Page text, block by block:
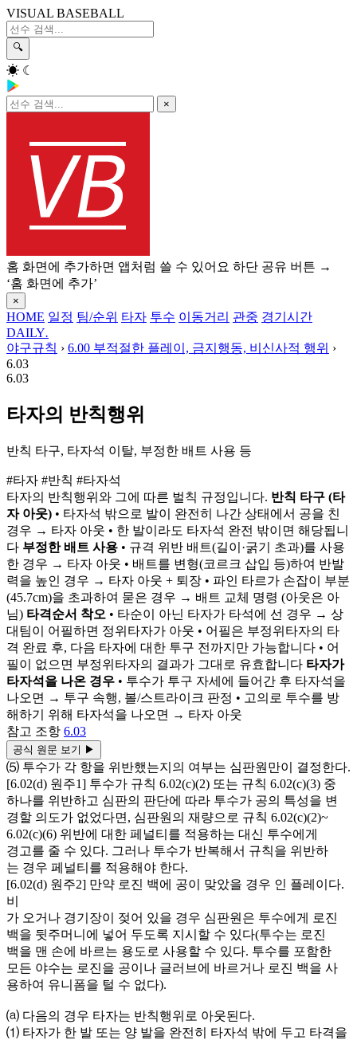
VISUAL BASEBALL
🔍
☀ ☾
×
홈 화면에 추가하면 앱처럼 쓸 수 있어요 하단 공유 버튼 →
‘홈 화면에 추가’
×
HOME 일정 팀/순위 타자 투수 이동거리 관중 경기시간
DAILY.
야구규칙 › 6.00 부적절한 플레이, 금지행동, 비신사적 행위 ›
6.03
6.03
타자의 반칙행위
반칙 타구, 타자석 이탈, 부정한 배트 사용 등
#타자 #반칙 #타자석
타자의 반칙행위와 그에 따른 벌칙 규정입니다. 반칙 타구 (타
자 아웃) • 타자석 밖으로 발이 완전히 나간 상태에서 공을 친
경우 → 타자 아웃 • 한 발이라도 타자석 완전 밖이면 해당됩니
다 부정한 배트 사용 • 규격 위반 배트(길이·굵기 초과)를 사용
한 경우 → 타자 아웃 • 배트를 변형(코르크 삽입 등)하여 반발
력을 높인 경우 → 타자 아웃 + 퇴장 • 파인 타르가 손잡이 부분
(45.7cm)을 초과하여 묻은 경우 → 배트 교체 명령 (아웃은 아
님) 타격순서 착오 • 타순이 아닌 타자가 타석에 선 경우 → 상
대팀이 어필하면 정위타자가 아웃 • 어필은 부정위타자의 타
격 완료 후, 다음 타자에 대한 투구 전까지만 가능합니다 • 어
필이 없으면 부정위타자의 결과가 그대로 유효합니다 타자가
타자석을 나온 경우 • 투수가 투구 자세에 들어간 후 타자석을
나오면 → 투구 속행, 볼/스트라이크 판정 • 고의로 투수를 방
해하기 위해 타자석을 나오면 → 타자 아웃
참고 조항 6.03
공식 원문 보기 ▶
⑸ 투수가 각 항을 위반했는지의 여부는 심판원만이 결정한다.
[6.02(d) 원주1] 투수가 규칙 6.02(c)(2) 또는 규칙 6.02(c)(3) 중
하나를 위반하고 심판의 판단에 따라 투수가 공의 특성을 변
경할 의도가 없었다면, 심판원의 재량으로 규칙 6.02(c)(2)~
6.02(c)(6) 위반에 대한 페널티를 적용하는 대신 투수에게
경고를 줄 수 있다. 그러나 투수가 반복해서 규칙을 위반하
는 경우 페널티를 적용해야 한다.
[6.02(d) 원주2] 만약 로진 백에 공이 맞았을 경우 인 플레이다.
비
가 오거나 경기장이 젖어 있을 경우 심판원은 투수에게 로진
백을 뒷주머니에 넣어 두도록 지시할 수 있다(투수는 로진
백을 맨 손에 바르는 용도로 사용할 수 있다. 투수를 포함한
모든 야수는 로진을 공이나 글러브에 바르거나 로진 백을 사
용하여 유니폼을 털 수 없다).
⒜ 다음의 경우 타자는 반칙행위로 아웃된다.
⑴ 타자가 한 발 또는 양 발을 완전히 타자석 밖에 두고 타격을